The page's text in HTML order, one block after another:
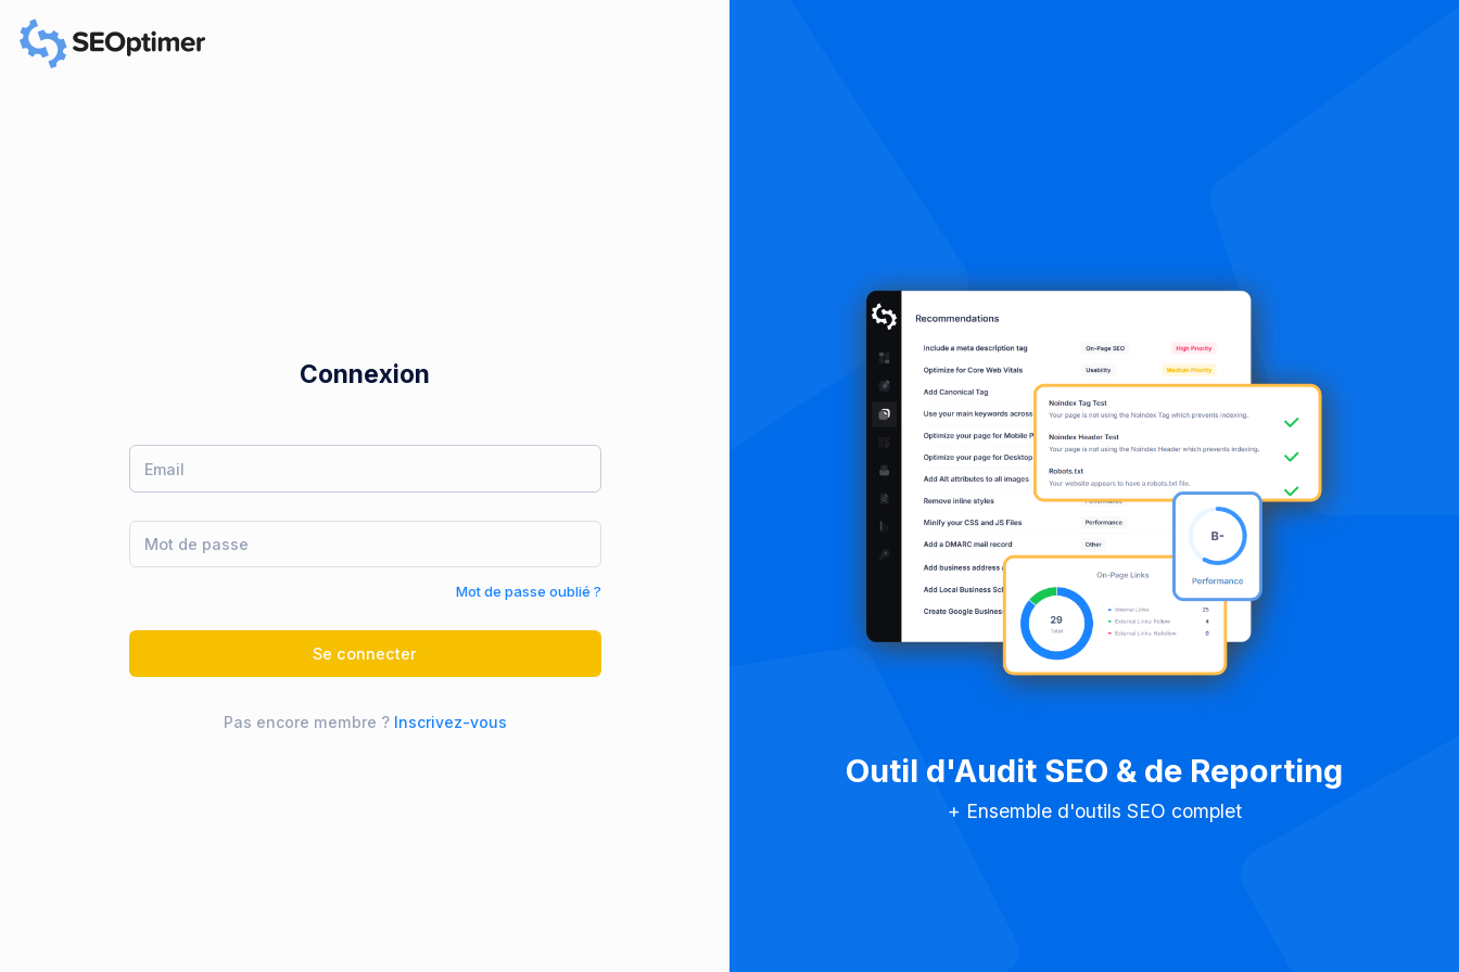
Connexion
Mot de passe oublié ?
Se connecter
Pas encore membre ? Inscrivez-vous
Outil d'Audit SEO & de Reporting
+ Ensemble d'outils SEO complet